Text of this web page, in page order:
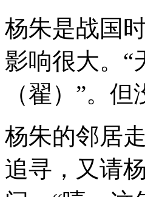
杨朱是战国
影响很大。“
（翟）”。
杨朱的邻居
追寻，又请